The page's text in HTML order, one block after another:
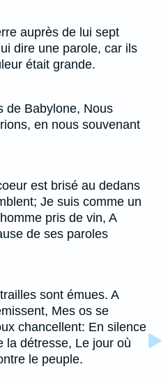
auprès de lui sept
dire une parole, car ils
était grande.
de Babylone, Nous
en nous souvenant
est brisé au dedans
Je suis comme un
pris de vin, A
de ses paroles
sont émues. A
Mes os se
chancellent: En silence
la détresse, Le jour où
le peuple.